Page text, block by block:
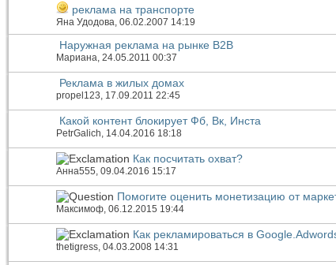
реклама на транспорте
Яна Удодова, 06.02.2007 14:19
Наружная реклама на рынке В2В
Мариана, 24.05.2011 00:37
Реклама в жилых домах
propel123, 17.09.2011 22:45
Какой контент блокирует Фб, Вк, Инста
PetrGalich, 14.04.2016 18:18
Как посчитать охват?
Анна555, 09.04.2016 15:17
Помогите оценить монетизацию от
Максимоф, 06.12.2015 19:44
Как рекламироваться в
thetigress, 04.03.2008 14:31